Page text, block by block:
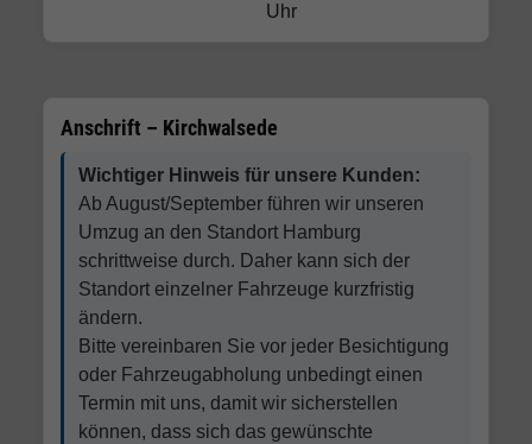
Uhr
Anschrift – Kirchwalsede
Wichtiger Hinweis für unsere Kunden:
Ab August/September führen wir unseren
Umzug an den Standort Hamburg
schrittweise durch. Daher kann sich der
Standort einzelner Fahrzeuge kurzfristig
ändern.
Bitte vereinbaren Sie vor jeder Besichtigung
oder Fahrzeugabholung unbedingt einen
Termin mit uns, damit wir sicherstellen
können, dass sich das gewünschte